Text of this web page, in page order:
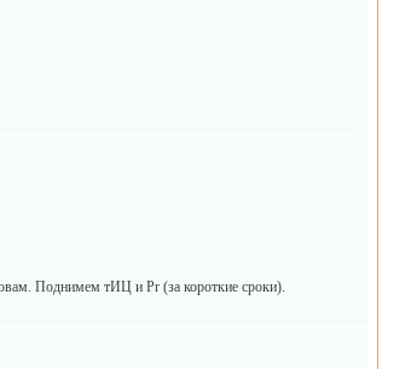
Поднимем тИЦ и Pr (за короткие сроки).